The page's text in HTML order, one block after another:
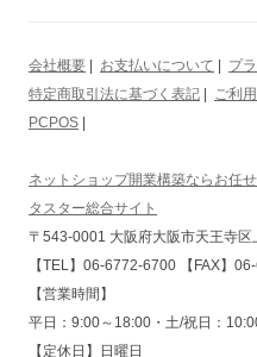
会社概要 お支払いについて プ
特定商取引法に基づく表記
ご利
PCPOS
ネットショップ開業構築ならお任
タスター総合サイト
〒543-0001 大阪府大阪市天王寺区
【TEL】06-6772-6700 【FAX】
【営業時間】
平日：9:00～18:00・土/祝日：
【定休日】日曜日